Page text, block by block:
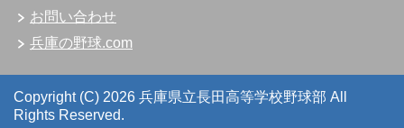
お問い合わせ
兵庫の野球.com
Copyright (C) 2026 兵庫県立長田高等学校野球部 All
Rights Reserved.